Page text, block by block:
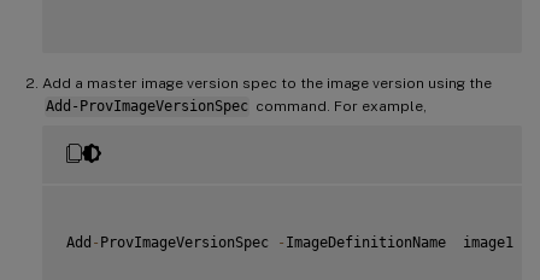
<!--NeedCopy--> ```
Add a master image version spec to the image version using the
Add-ProvImageVersionSpec command. For example,
Add - ProvImageVersionSpec - ImageDefinitionName  image1